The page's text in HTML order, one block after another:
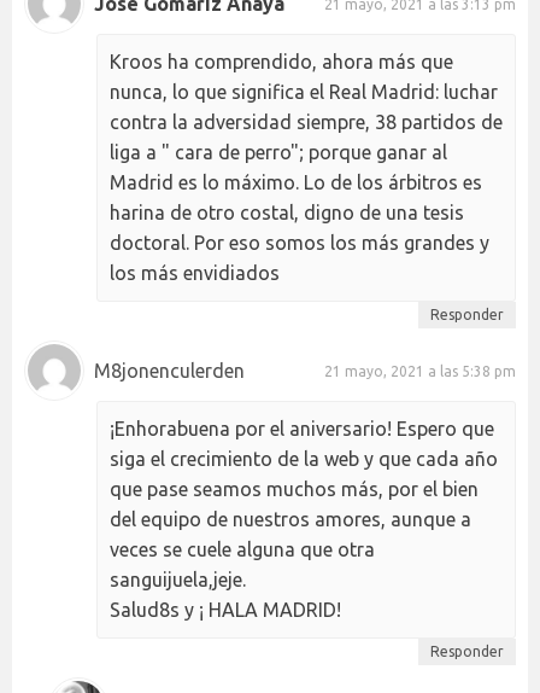
21 mayo, 2021 a las 3:13 pm
Kroos ha comprendido, ahora más que
nunca, lo que significa el Real Madrid: luchar
contra la adversidad siempre, 38 partidos de
liga a " cara de perro"; porque ganar al
Madrid es lo máximo. Lo de los árbitros es
harina de otro costal, digno de una tesis
doctoral. Por eso somos los más grandes y
los más envidiados
Responder
M8jonenculerden 21 mayo, 2021 a las 5:38 pm
¡Enhorabuena por el aniversario! Espero que
siga el crecimiento de la web y que cada año
que pase seamos muchos más, por el bien
del equipo de nuestros amores, aunque a
veces se cuele alguna que otra
sanguijuela,jeje.
Salud8s y ¡ HALA MADRID!
Responder